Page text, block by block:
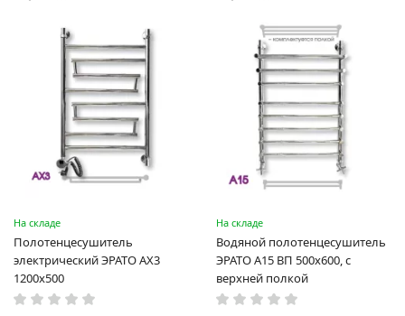
На складе
Полотенцесушитель
электрический ЭРАТО АХ3
1200x500
На складе
Водяной полотенцесушитель
ЭРАТО А15 ВП 500x600, с
верхней полкой